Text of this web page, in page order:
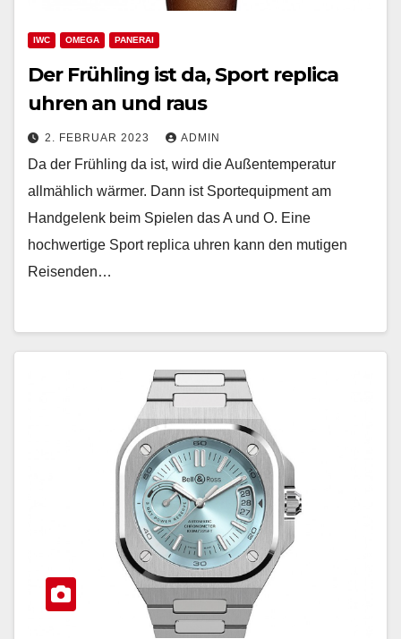
IWC OMEGA PANERAI
Der Frühling ist da, Sport replica
uhren an und raus
2. FEBRUAR 2023 ADMIN
Da der Frühling da ist, wird die Außentemperatur
allmählich wärmer. Dann ist Sportequipment am
Handgelenk beim Spielen das A und O. Eine
hochwertige Sport replica uhren kann den mutigen
Reisenden…